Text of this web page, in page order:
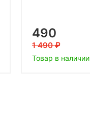
490
1 490
Товар в наличии